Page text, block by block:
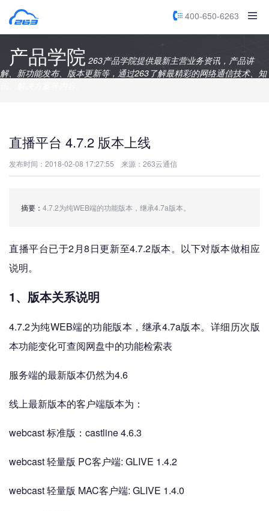
400-650-6263
产品学院 263产品学院提供最新主营业务资讯，产品讲
解、新功能发布、版本更新等，通过263了解最精彩的网络通信技术、知
直播平台 4.7.2 版本上线
发布时间：2018-02-08 17:27:55 来源：263云通信
摘要： 4.7.2为纯WEB端的功能版本，继承4.7a版本。
直播平台已于2月8日更新至4.7.2版本。以下对版本做相应
说明。
1、版本关系说明
4.7.2为纯WEB端的功能版本，继承4.7a版本。详细历次版
本功能变化可查阅网盘中的功能检索表
服务端的最新版本仍然为4.6
线上最新版本的客户端版本为：
webcast 标准版：castline 4.6.3
webcast 轻量版 PC客户端: GLIVE 1.4.2
webcast 轻量版 MAC客户端: GLIVE 1.4.0